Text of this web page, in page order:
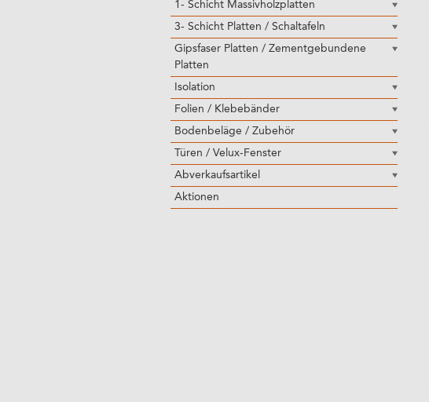
1- Schicht Massivholzplatten
3- Schicht Platten / Schaltafeln
Gipsfaser Platten / Zementgebundene
Platten
Isolation
Folien / Klebebänder
Bodenbeläge / Zubehör
Türen / Velux-Fenster
Abverkaufsartikel
Aktionen